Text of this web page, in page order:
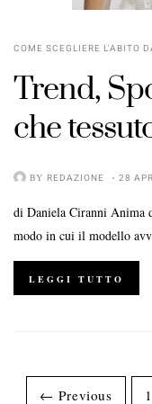
COME SCEGLIERE L'ABITO
Trend,
che
BY REDAZIONE 28
di Daniela Ciranni Anima
modo in cui il modello
LEGGI TUTTO
← Previous 1